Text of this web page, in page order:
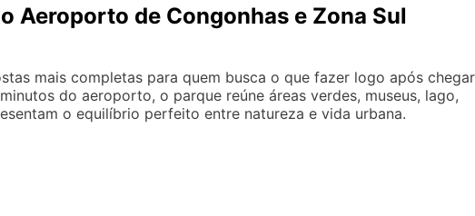
Aeroporto de Congonhas e Zona Sul
mais completas para quem busca o que fazer logo após chegar
do aeroporto, o parque reúne áreas verdes, museus, lago,
o equilíbrio perfeito entre natureza e vida urbana.